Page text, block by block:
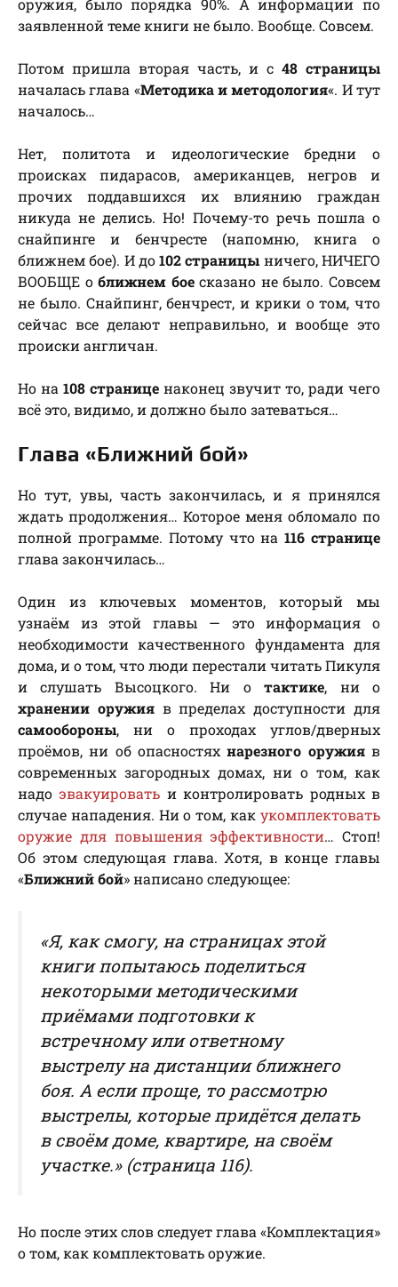
оружия, было порядка 90%. А информации по
заявленной теме книги не было. Вообще. Совсем.
Потом пришла вторая часть, и с 48 страницы
началась глава «Методика и методология«. И тут
началось…
Нет, политота и идеологические бредни о
происках пидарасов, американцев, негров и
прочих поддавшихся их влиянию граждан
никуда не делись. Но! Почему-то речь пошла о
снайпинге и бенчресте (напомню, книга о
ближнем бое). И до102 страницы ничего, НИЧЕГО
ВООБЩЕ оближнем боесказано не было. Совсем
не было. Снайпинг, бенчрест, и крики о том, что
сейчас все делают неправильно, и вообще это
происки англичан.
Но на 108 странице наконец звучит то, ради чего
всё это, видимо, и должно было затеваться…
Глава «Ближний бой»
Но тут, увы, часть закончилась, и я принялся
ждать продолжения… Которое меня обломало по
полной программе. Потому что на116 странице
глава закончилась…
Один из ключевых моментов, который мы
узнаём из этой главы — это информация о
необходимости качественного фундамента для
дома, и о том, что люди перестали читать Пикуля
и слушать Высоцкого. Ни отактике, ни о
хранении оружияв пределах доступности для
самообороны, ни о проходах углов/дверных
проёмов, ни об опасностяхнарезного оружияв
современных загородных домах, ни о том, как
надоэвакуировать и контролировать родных в
случае нападения. Ни о том, как укомплектовать
оружие для повышения эффективности… Стоп!
Об этом следующая глава. Хотя, в конце главы
«Ближний бой» написано следующее:
«Я, как смогу, на страницах этой
книги попытаюсь поделиться
некоторыми методическими
приёмами подготовки к
встречному или ответному
выстрелу на дистанции ближнего
боя. А если проще, то рассмотрю
выстрелы, которые придётся делать
в своём доме, квартире, на своём
участке.» (страница 116).
Но после этих слов следует глава «Комплектация»
о том, как комплектовать оружие.